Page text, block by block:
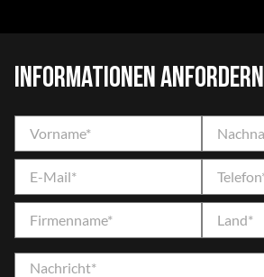
Informationen anfordern